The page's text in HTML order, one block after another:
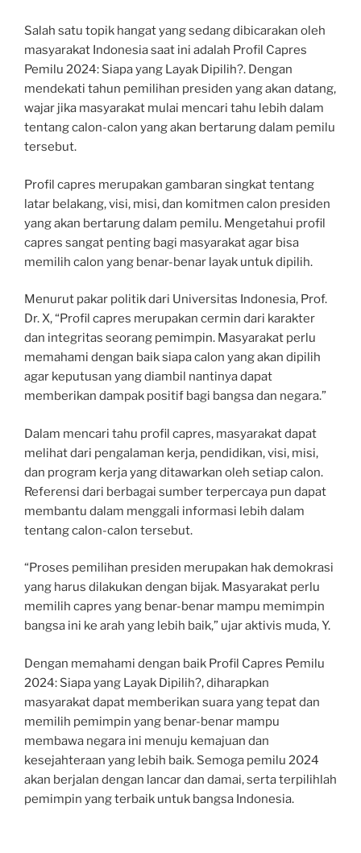
Salah satu topik hangat yang sedang dibicarakan oleh
masyarakat Indonesia saat ini adalah Profil Capres
Pemilu 2024: Siapa yang Layak Dipilih?. Dengan
mendekati tahun pemilihan presiden yang akan datang,
wajar jika masyarakat mulai mencari tahu lebih dalam
tentang calon-calon yang akan bertarung dalam pemilu
tersebut.
Profil capres merupakan gambaran singkat tentang
latar belakang, visi, misi, dan komitmen calon presiden
yang akan bertarung dalam pemilu. Mengetahui profil
capres sangat penting bagi masyarakat agar bisa
memilih calon yang benar-benar layak untuk dipilih.
Menurut pakar politik dari Universitas Indonesia, Prof.
Dr. X, “Profil capres merupakan cermin dari karakter
dan integritas seorang pemimpin. Masyarakat perlu
memahami dengan baik siapa calon yang akan dipilih
agar keputusan yang diambil nantinya dapat
memberikan dampak positif bagi bangsa dan negara.”
Dalam mencari tahu profil capres, masyarakat dapat
melihat dari pengalaman kerja, pendidikan, visi, misi,
dan program kerja yang ditawarkan oleh setiap calon.
Referensi dari berbagai sumber terpercaya pun dapat
membantu dalam menggali informasi lebih dalam
tentang calon-calon tersebut.
“Proses pemilihan presiden merupakan hak demokrasi
yang harus dilakukan dengan bijak. Masyarakat perlu
memilih capres yang benar-benar mampu memimpin
bangsa ini ke arah yang lebih baik,” ujar aktivis muda, Y.
Dengan memahami dengan baik Profil Capres Pemilu
2024: Siapa yang Layak Dipilih?, diharapkan
masyarakat dapat memberikan suara yang tepat dan
memilih pemimpin yang benar-benar mampu
membawa negara ini menuju kemajuan dan
kesejahteraan yang lebih baik. Semoga pemilu 2024
akan berjalan dengan lancar dan damai, serta terpilihlah
pemimpin yang terbaik untuk bangsa Indonesia.